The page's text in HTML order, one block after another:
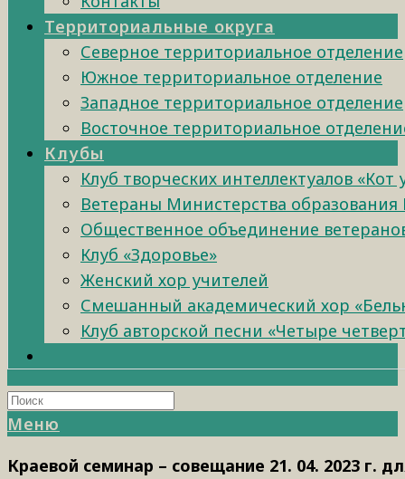
Территориальные округа
Северное территориальное отделение
Южное территориальное отделение
Западное территориальное отделение
Восточное территориальное
Клубы
Клуб творческих интеллектуалов «Кот
Ветераны Министерства образования
Общественное объединение
Клуб «Здоровье»
Женский хор учителей
Смешанный академический хор
Клуб авторской песни «Четыре
Меню
Краевой семинар – совещание 21. 04. 2023 г.